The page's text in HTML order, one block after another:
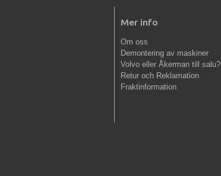
Mer info
Om oss
Demontering av maskiner
Volvo eller Åkerman till salu?
Retur och Reklamation
Fraktinformation